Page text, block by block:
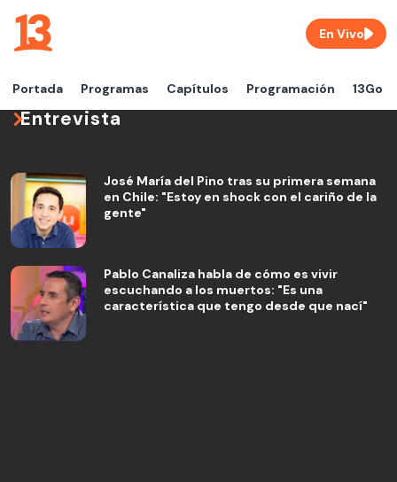
Portada Programas Capítulos Programación 13Go
En Vivo
Entrevista
José María del Pino tras su primera semana
en Chile: "Estoy en shock con el cariño de la
gente"
Pablo Canaliza habla de cómo es vivir
escuchando a los muertos: "Es una
característica que tengo desde que nací"